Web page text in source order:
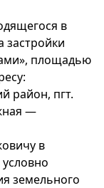
в
застройки
площадью
район, пгт.
—
в
земельного